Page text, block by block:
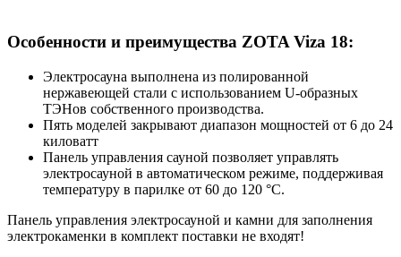
Особенности и преимущества ZOTA Viza 18:
Электросауна выполнена из полированной
нержавеющей стали с использованием U-образных
ТЭНов собственного производства.
Пять моделей закрывают диапазон мощностей от 6 до 24
киловатт
Панель управления сауной позволяет управлять
электросауной в автоматическом режиме, поддерживая
температуру в парилке от 60 до 120 °C.
Панель управления электросауной и камни для заполнения
электрокаменки в комплект поставки не входят!